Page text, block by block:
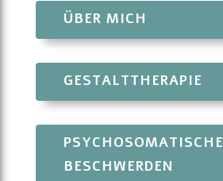
ÜBER MICH
GESTALTTHERAPIE
PSYCHOSOMATISCHE
BESCHWERDEN